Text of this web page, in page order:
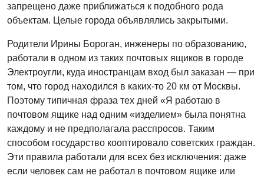
запрещено даже приближаться к подобного рода
объектам. Целые города объявлялись закрытыми.
Родители Ирины Бороган, инженеры по образованию,
работали в одном из таких почтовых ящиков в городе
Электроугли, куда иностранцам вход был заказан — при
том, что город находился в каких-то 20 км от Москвы.
Поэтому типичная фраза тех дней «Я работаю в
почтовом ящике над одним «изделием» была понятна
каждому и не предполагала расспросов. Таким
способом государство кооптировало советских граждан.
Эти правила работали для всех без исключения: даже
если человек сам не работал в почтовом ящике или